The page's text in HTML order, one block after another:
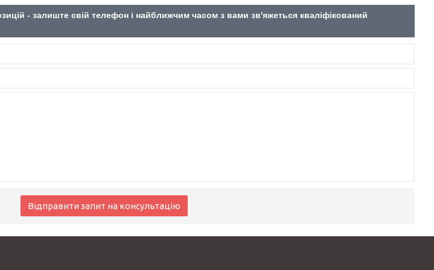
- залиште свій телефон і найближчим часом з вами зв'яжеться кваліфікований
Відправити запит на консультацію